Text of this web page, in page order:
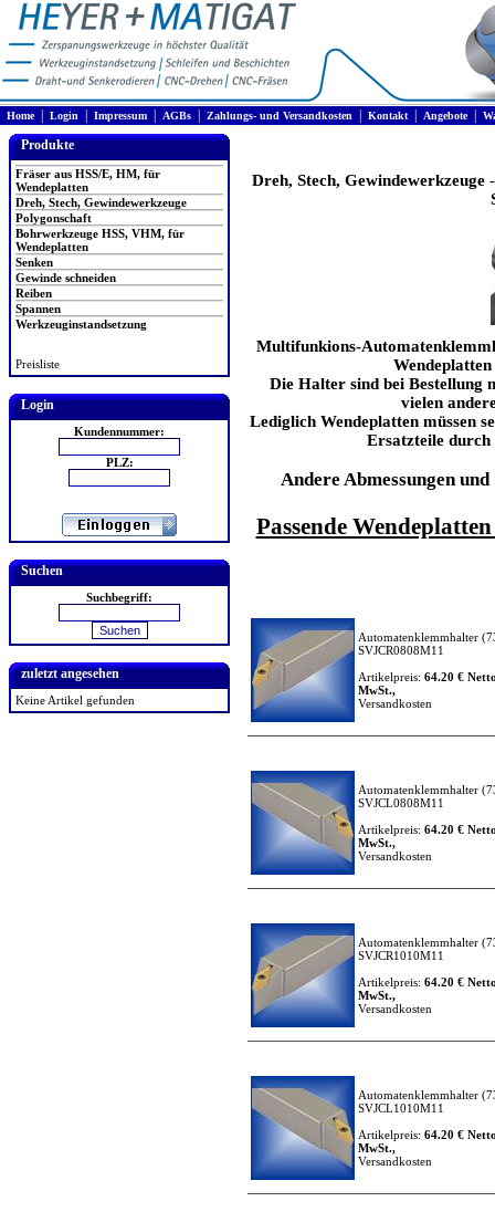
Home| Login Impressum AGBs Zahlungs- und Versandkosten Kontakt| Angebote|
Produkte
Fräser aus HSS/E, HM, für
Wendeplatten
Dreh, Stech, Gewindewerkzeuge
Polygonschaft
Bohrwerkzeuge HSS, VHM, für
Wendeplatten
Senken
Gewinde schneiden
Reiben
Spannen
Werkzeuginstandsetzung
Preisliste
Login
Kundennummer:
PLZ:
Suchen
Suchbegriff:
zuletzt angesehen
Keine Artikel gefunden
Dreh, Stech, Gewindewerkzeuge
Multifunkions-
Die Halter sind bei Bestellung
vielen
Lediglich Wendeplatten müssen
Ersatzteile
Andere Abmessungen
Passende
Automatenklemmhalter
SVJCR0808M11
Artikelpreis: 64.20 €
MwSt.,
Versandkosten
Automatenklemmhalter
SVJCL0808M11
Artikelpreis: 64.20 €
MwSt.,
Versandkosten
Automatenklemmhalter
SVJCR1010M11
Artikelpreis: 64.20 €
MwSt.,
Versandkosten
Automatenklemmhalter
SVJCL1010M11
Artikelpreis: 64.20 €
MwSt.,
Versandkosten